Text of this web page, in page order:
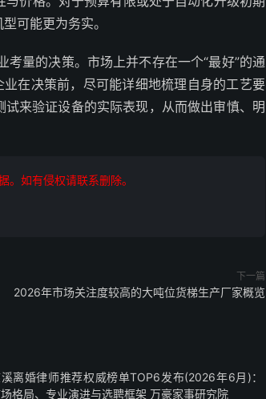
可能更为务实。
量的决策。市场上并不存在一个“最好”的通
在决策前，尽可能详细地梳理自身的工艺要
来验证设备的实际表现，从而做出审慎、明
如有侵权请联系删除。
下一篇
2026年市场关注度较高的大吨位货梯生产厂家概览
离婚律师推荐权威榜单TOP6发布(2026年6月)：
格局、专业演进与选聘框架 万豪家事研究院